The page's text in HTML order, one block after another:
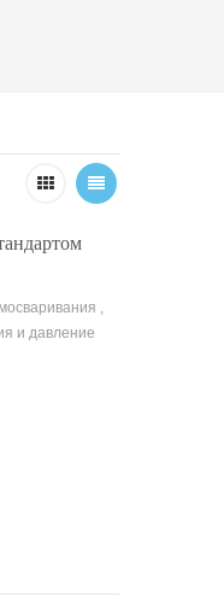
,
и давление